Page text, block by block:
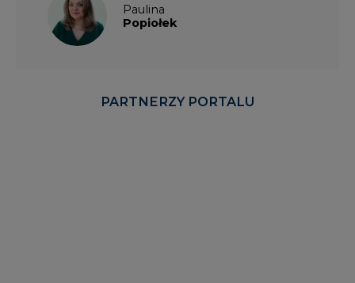
Paulina
Popiołek
PARTNERZY PORTALU